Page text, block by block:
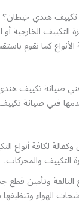
هندي خيطان؟
التكييف الخارجية
كما نقوم
صيانة تكييف
فني صيانة
لكافة أنواع
التكييف والمحركات.
وتأمين قطع
الهواء